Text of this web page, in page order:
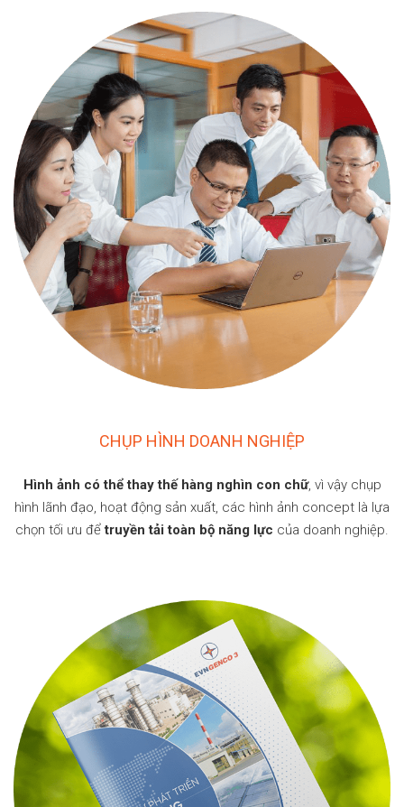
CHỤP HÌNH DOANH NGHIỆP
Hình ảnh có thể thay thế hàng nghìn con chữ, vì vậy chụp
hình lãnh đạo, hoạt động sản xuất, các hình ảnh concept là lựa
chọn tối ưu đểtruyền tải toàn bộ năng lực của doanh nghiệp.